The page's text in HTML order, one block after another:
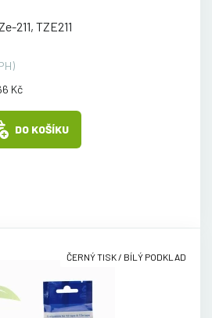
211, TZE211
Kč
DO KOŠÍKU
ČERNÝ TISK / BÍLÝ PODKLAD